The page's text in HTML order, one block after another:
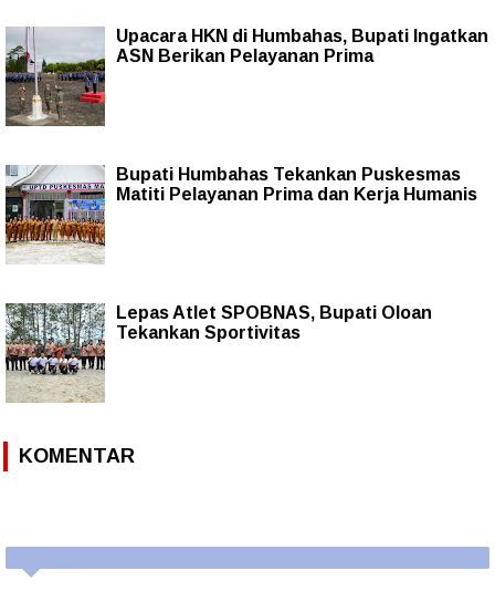
Upacara HKN di Humbahas, Bupati Ingatkan
ASN Berikan Pelayanan Prima
Bupati Humbahas Tekankan Puskesmas
Matiti Pelayanan Prima dan Kerja Humanis
Lepas Atlet SPOBNAS, Bupati Oloan
Tekankan Sportivitas
KOMENTAR